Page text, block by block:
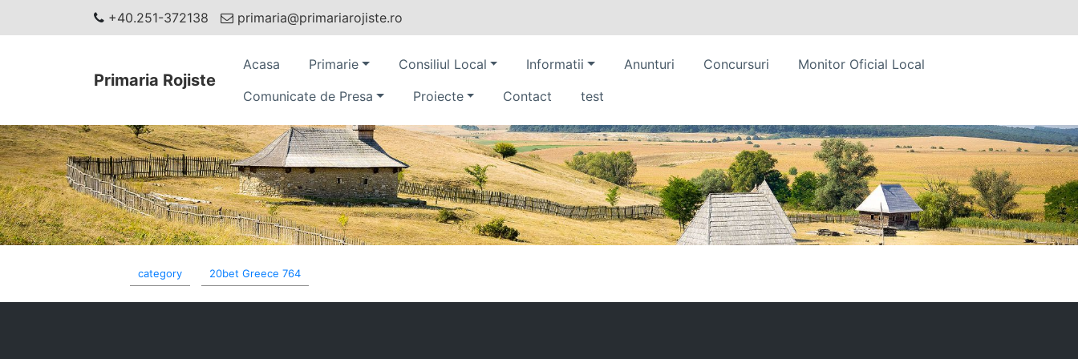
+40.251-372138 primaria@primariarojiste.ro
Primaria Rojiste
Acasa Primarie Consiliul Local Informatii Anunturi Concursuri
Monitor Oficial Local
Comunicate de Presa
Proiecte Contact test
category 20bet Greece 764